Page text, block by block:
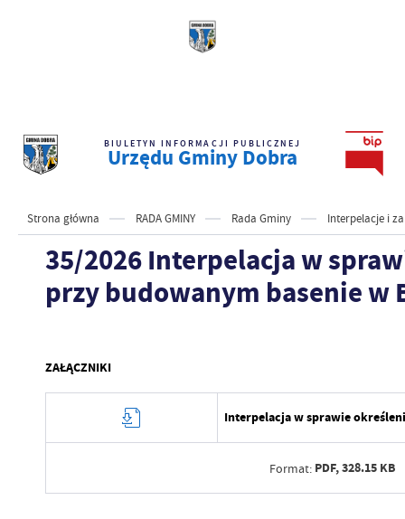
BIULETYN INFORMACJI PUBLICZNEJ
Urzędu Gminy Dobra
Strona główna RADA GMINY Rada Gminy Interpelacje i
35/2026 Interpelacja w
przy budowanym basenie w
ZAŁĄCZNIKI
Interpelacja w sprawie
Format: PDF,328.15 KB